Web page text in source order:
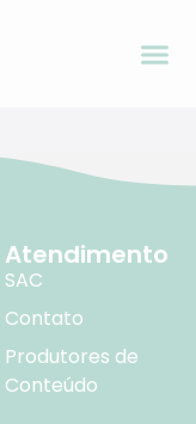
Atendimento
SAC
Contato
Produtores de
Conteúdo